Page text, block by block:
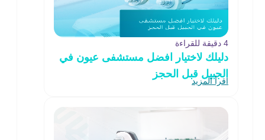
4 دقيقة للقراءة
دليلك لاختيار افضل مستشفى عيون في
الجبيل قبل الحجز
اقرأ المزيد